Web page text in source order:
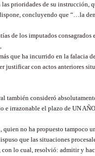
las prioridades de su instrucción,
concluyendo que “…la
de los imputados consagrados
que ha incurrido en la falacia
justificar con actos anteriores
también consideró
e irrazonable el plazo de UN
quien no ha propuesto tampoco
que las situaciones
con lo cual, resolvió: admitir y